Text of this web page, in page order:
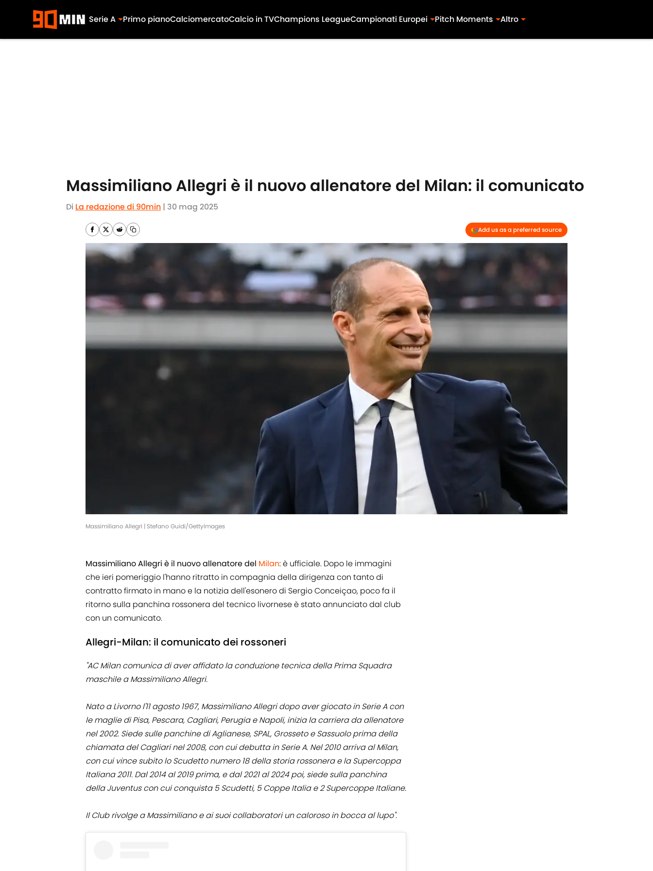
Serie A Primo pianoCalciomercatoCalcio in TVChampions LeagueCampionati Europei Pitch Moments Altro
Massimiliano Allegri è il nuovo allenatore del Milan: il comunicato
Di La redazione di 90min | 30 mag 2025
Add us as a preferred source
Massimiliano Allegri | Stefano Guidi/GettyImages
Massimiliano Allegri è il nuovo allenatore del Milan: è ufficiale. Dopo le immagini
che ieri pomeriggio l'hanno ritratto in compagnia della dirigenza con tanto di
contratto firmato in mano e la notizia dell'esonero di Sergio Conceiçao, poco fa il
ritorno sulla panchina rossonera del tecnico livornese è stato annunciato dal club
con un comunicato.
Allegri-Milan: il comunicato dei rossoneri
"AC Milan comunica di aver affidato la conduzione tecnica della Prima Squadra
maschile a Massimiliano Allegri.
Nato a Livorno l'11 agosto 1967, Massimiliano Allegri dopo aver giocato in Serie A con
le maglie di Pisa, Pescara, Cagliari, Perugia e Napoli, inizia la carriera da allenatore
nel 2002. Siede sulle panchine di Aglianese, SPAL, Grosseto e Sassuolo prima della
chiamata del Cagliari nel 2008, con cui debutta in Serie A. Nel 2010 arriva al Milan,
con cui vince subito lo Scudetto numero 18 della storia rossonera e la Supercoppa
Italiana 2011. Dal 2014 al 2019 prima, e dal 2021 al 2024 poi, siede sulla panchina
della Juventus con cui conquista 5 Scudetti, 5 Coppe Italia e 2 Supercoppe Italiane.
Il Club rivolge a Massimiliano e ai suoi collaboratori un caloroso in bocca al lupo".